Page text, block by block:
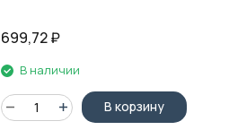
699,72₽
В наличии
В корзину